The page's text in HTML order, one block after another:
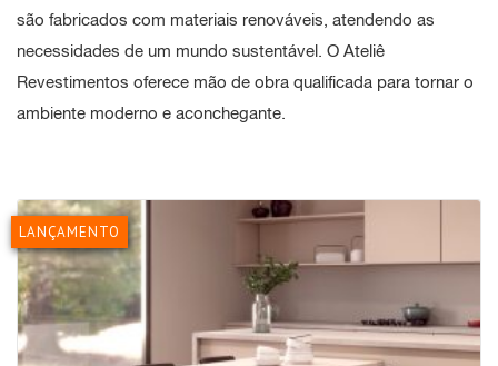
são fabricados com materiais renováveis, atendendo as
necessidades de um mundo sustentável. O Ateliê
Revestimentos oferece mão de obra qualificada para tornar o
ambiente moderno e aconchegante.
LANÇAMENTO